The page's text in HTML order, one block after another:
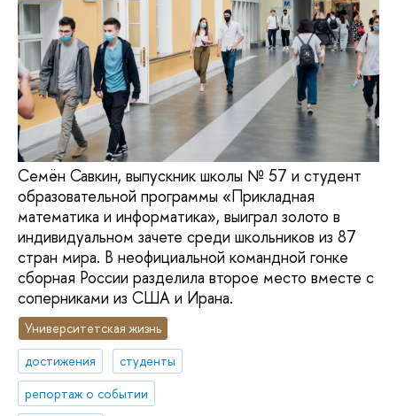
Семён Савкин, выпускник школы № 57 и студент
образовательной программы «Прикладная
математика и информатика», выиграл золото в
индивидуальном зачете среди школьников из 87
стран мира. В неофициальной командной гонке
сборная России разделила второе место вместе с
соперниками из США и Ирана.
Университетская жизнь
достижения
студенты
репортаж о событии